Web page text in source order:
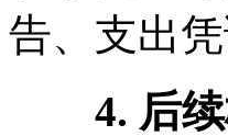
告、支出
4. 后续